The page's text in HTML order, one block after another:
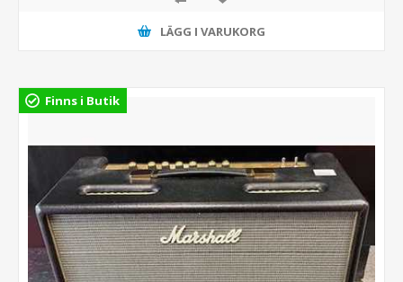
LÄGG I VARUKORG
Finns i Butik